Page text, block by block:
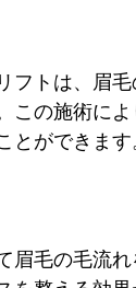
フトは、眉
この施術に
ができます
毛の毛流れ